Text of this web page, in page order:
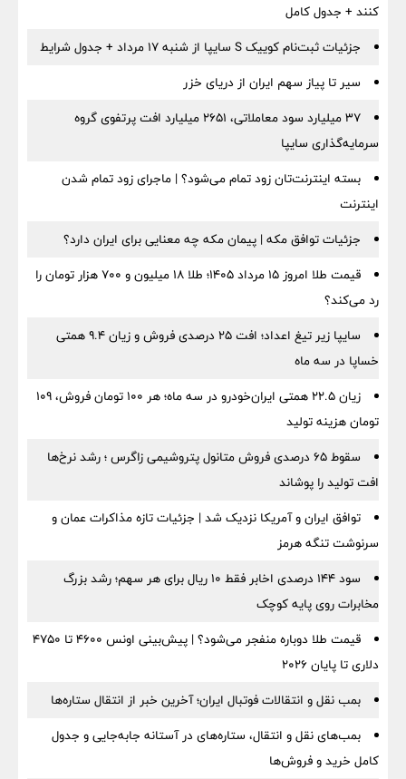
کنند + جدول کامل
جزئیات ثبت‌نام کوییک S سایپا از شنبه ۱۷ مرداد + جدول شرایط
سیر تا پیاز سهم ایران از دریای خزر
۳۷ میلیارد سود معاملاتی، ۲۶۵۱ میلیارد افت پرتفوی گروه
سرمایه‌گذاری سایپا
بسته اینترنت‌تان زود تمام می‌شود؟ | ماجرای زود تمام شدن
اینترنت
جزئیات توافق مکه | پیمان مکه چه معنایی برای ایران دارد؟
قیمت طلا امروز ۱۵ مرداد ۱۴۰۵؛ طلا ۱۸ میلیون و ۷۰۰ هزار تومان را
رد می‌کند؟
سایپا زیر تیغ اعداد؛ افت ۲۵ درصدی فروش و زیان ۹.۴ همتی
خساپا در سه ماه
زیان ۲۲.۵ همتی ایران‌خودرو در سه ماه؛ هر ۱۰۰ تومان فروش، ۱۰۹
تومان هزینه تولید
سقوط ۶۵ درصدی فروش متانول پتروشیمی زاگرس ؛ رشد نرخ‌ها
افت تولید را پوشاند
توافق ایران و آمریکا نزدیک شد | جزئیات تازه مذاکرات عمان و
سرنوشت تنگه هرمز
سود ۱۴۴ درصدی اخابر فقط ۱۰ ریال برای هر سهم؛ رشد بزرگ
مخابرات روی پایه کوچک
قیمت طلا دوباره منفجر می‌شود؟ | پیش‌بینی اونس ۴۶۰۰ تا ۴۷۵۰
دلاری تا پایان ۲۰۲۶
بمب نقل‌ و انتقالات فوتبال ایران؛ آخرین خبر از انتقال ستاره‌ها
بمب‌های نقل و انتقال، ستاره‌های در آستانه جابه‌جایی و جدول
کامل خرید و فروش‌ها